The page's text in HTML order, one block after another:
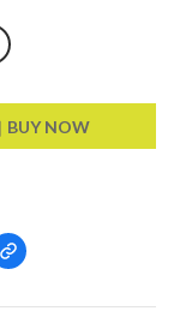
BUY NOW